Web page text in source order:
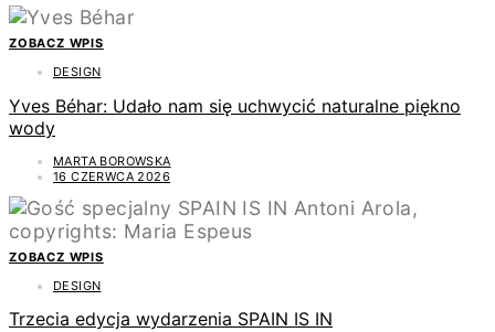
ZOBACZ WPIS
DESIGN
Yves Béhar: Udało nam się uchwycić naturalne piękno
wody
MARTA BOROWSKA
16 CZERWCA 2026
ZOBACZ WPIS
DESIGN
Trzecia edycja wydarzenia SPAIN IS IN